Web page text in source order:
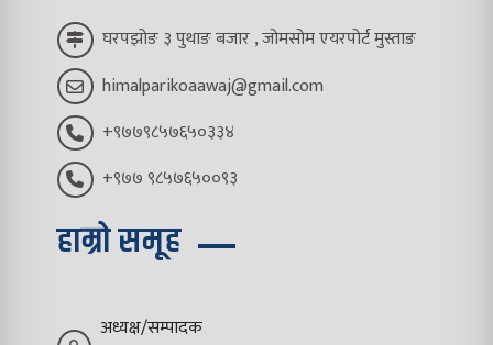
घरपझोङ ३ पुथाङ बजार , जोमसोम एयरपोर्ट मुस्ताङ
himalparikoaawaj@gmail.com
+९७७९८५७६५०३३४
+९७७ ९८५७६५००९३
हाम्रो समूह
अध्यक्ष/सम्पादक